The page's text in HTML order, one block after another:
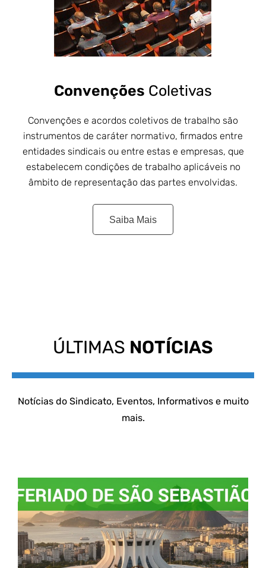
Convenções Coletivas
Convenções e acordos coletivos de trabalho são
instrumentos de caráter normativo, firmados entre
entidades sindicais ou entre estas e empresas, que
estabelecem condições de trabalho aplicáveis no
âmbito de representação das partes envolvidas.
Saiba Mais
ÚLTIMAS NOTÍCIAS
Notícias do Sindicato, Eventos, Informativos e muito
mais.